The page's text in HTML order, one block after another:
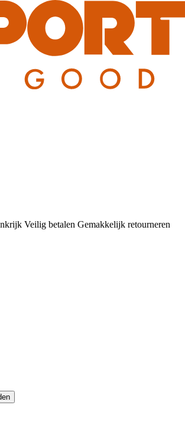
Veilig betalen Gemakkelijk retourneren